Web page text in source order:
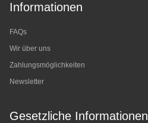
Informationen
FAQs
Wir über uns
Zahlungsmöglichkeiten
Newsletter
Gesetzliche Informationen